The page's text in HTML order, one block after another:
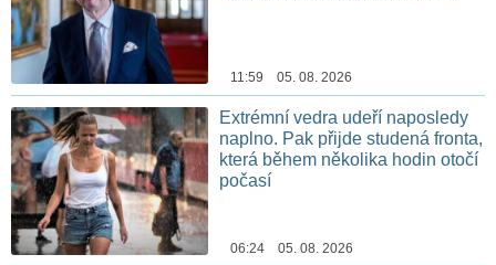
11:59 05. 08. 2026
Extrémní vedra udeří naposledy
naplno. Pak přijde studená fronta,
která během několika hodin otočí
počasí
06:24 05. 08. 2026